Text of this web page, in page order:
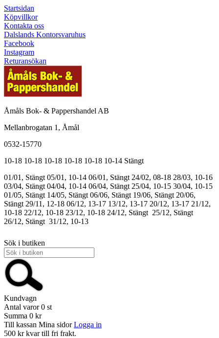
Startsidan
Köpvillkor
Kontakta oss
Dalslands Kontorsvaruhus
Facebook
Instagram
Returansökan
Åmåls Bok- & Pappershandel AB
Mellanbrogatan 1, Åmål
0532-15770
10-18 10-18 10-18 10-18 10-18 10-14 Stängt
01/01, Stängt 05/01, 10-14 06/01, Stängt 24/02, 08-18 28/03, 10-16
03/04, Stängt 04/04, 10-14 06/04, Stängt 25/04, 10-15 30/04, 10-15
01/05, Stängt 14/05, Stängt 06/06, Stängt 19/06, Stängt 20/06,
Stängt 29/11, 12-18 06/12, 13-17 13/12, 13-17 20/12, 13-17 21/12,
10-18 22/12, 10-18 23/12, 10-18 24/12, Stängt 25/12, Stängt
26/12, Stängt 31/12, 10-13
Sök i butiken
Kundvagn
Antal varor 0 st
Summa 0 kr
Till kassan Mina sidor Logga in
500 kr kvar till fri frakt.